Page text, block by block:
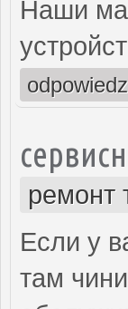
Наши
odpowiedz
ремонт
Если у
там